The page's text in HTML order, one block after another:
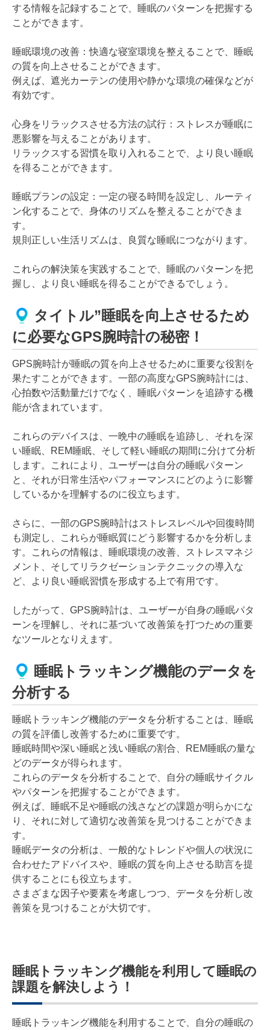
する情報を記録することで、睡眠のパターンを把握する
ことができます。
睡眠環境の改善：快適な寝室環境を整えることで、睡眠
の質を向上させることができます。
例えば、遮光カーテンの使用や静かな環境の確保などが
有効です。
心身をリラックスさせる方法の試行：ストレスが睡眠に
悪影響を与えることがあります。
リラックスする習慣を取り入れることで、より良い睡眠
を得ることができます。
睡眠プランの設定：一定の寝る時間を設定し、ルーティ
ン化することで、身体のリズムを整えることができま
す。
規則正しい生活リズムは、良質な睡眠につながります。
これらの解決策を実践することで、睡眠のパターンを把
握し、より良い睡眠を得ることができるでしょう。
タイトル”睡眠を向上させるため
に必要なGPS腕時計の秘密！
GPS腕時計が睡眠の質を向上させるために重要な役割を
果たすことができます。一部の高度なGPS腕時計には、
心拍数や活動量だけでなく、睡眠パターンを追跡する機
能が含まれています。
これらのデバイスは、一晩中の睡眠を追跡し、それを深
い睡眠、REM睡眠、そして軽い睡眠の期間に分けて分析
します。これにより、ユーザーは自分の睡眠パターン
と、それが日常生活やパフォーマンスにどのように影響
しているかを理解するのに役立ちます。
さらに、一部のGPS腕時計はストレスレベルや回復時間
も測定し、これらが睡眠質にどう影響するかを分析しま
す。これらの情報は、睡眠環境の改善、ストレスマネジ
メント、そしてリラクゼーションテクニックの導入な
ど、より良い睡眠習慣を形成する上で有用です。
したがって、GPS腕時計は、ユーザーが自身の睡眠パタ
ーンを理解し、それに基づいて改善策を打つための重要
なツールとなりえます。
睡眠トラッキング機能のデータを
分析する
睡眠トラッキング機能のデータを分析することは、睡眠
の質を評価し改善するために重要です。
睡眠時間や深い睡眠と浅い睡眠の割合、REM睡眠の量な
どのデータが得られます。
これらのデータを分析することで、自分の睡眠サイクル
やパターンを把握することができます。
例えば、睡眠不足や睡眠の浅さなどの課題が明らかにな
り、それに対して適切な改善策を見つけることができま
す。
睡眠データの分析は、一般的なトレンドや個人の状況に
合わせたアドバイスや、睡眠の質を向上させる助言を提
供することにも役立ちます。
さまざまな因子や要素を考慮しつつ、データを分析し改
善策を見つけることが大切です。
睡眠トラッキング機能を利用して睡眠の
課題を解決しよう！
睡眠トラッキング機能を利用することで、自分の睡眠の